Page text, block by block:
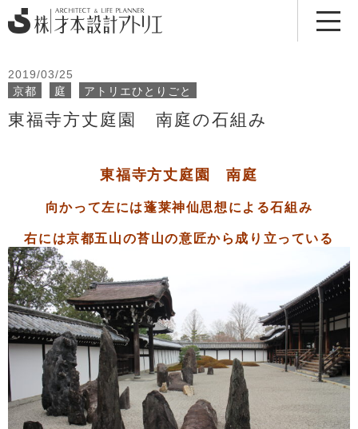
2019/03/25
京都 庭 アトリエひとりごと
東福寺方丈庭園 南庭の石組み
東福寺方丈庭園南庭
向かって左には蓬莱神仙思想による石組み
右には京都五山の苔山の意匠から成り立っている